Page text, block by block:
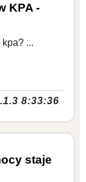
KPA -
...
8:33:36
staje